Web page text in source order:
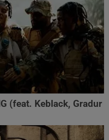
(feat. Keblack, Gradur